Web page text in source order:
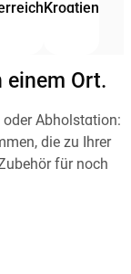
Kroatien
einem Ort.
oder Abholstation:
die zu Ihrer
für noch